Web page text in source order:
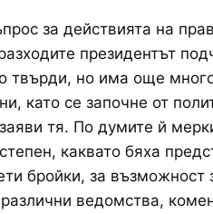
за действията на
президентът
твърди, но има още
като се започне от
заяви тя. По думите й
каквато бяха
бройки, за
ведомства,